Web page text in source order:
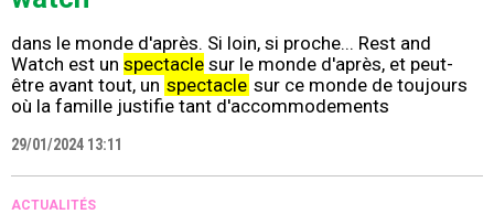
dans le monde d'après. Si loin, si proche... Rest and
Watch est un spectacle sur le monde d'après, et peut-
être avant tout, un spectacle sur ce monde de toujours
où la famille justifie tant d'accommodements
29/01/2024 13:11
ACTUALITÉS